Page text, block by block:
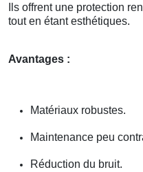
Ils offrent une protection
tout en étant esthétiques.
Avantages :
Matériaux robustes.
Maintenance peu
Réduction du bruit.